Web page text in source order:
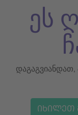
ეს
დაგაგვიანდათ,
ᲘᲮᲘᲚᲔᲗ